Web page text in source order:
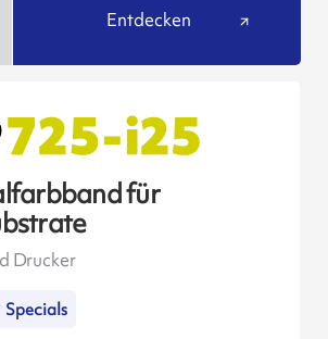
Entdecken
für
Drucker
Specials